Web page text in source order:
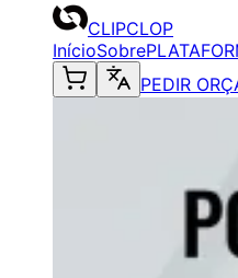
CLIPCLOP
InícioSobre
PEDIR